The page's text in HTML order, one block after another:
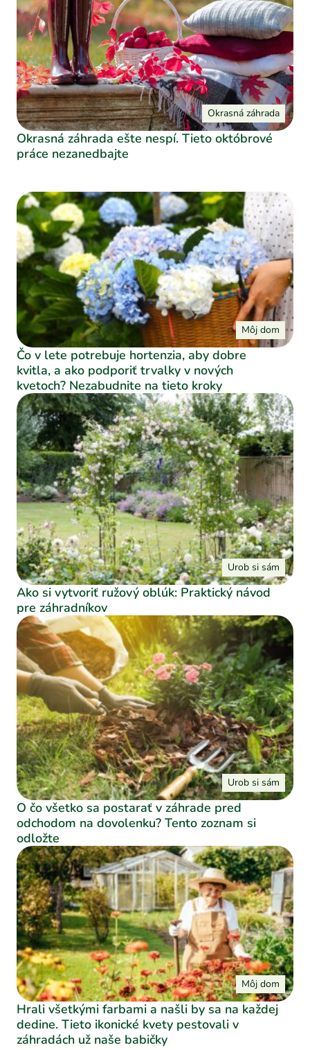
Okrasná záhrada
Okrasná záhrada ešte nespí. Tieto októbrové
práce nezanedbajte
Môj dom
Čo v lete potrebuje hortenzia, aby dobre
kvitla, a ako podporiť trvalky v nových
kvetoch? Nezabudnite na tieto kroky
Urob si sám
Ako si vytvoriť ružový oblúk: Praktický návod
pre záhradníkov
Urob si sám
O čo všetko sa postarať v záhrade pred
odchodom na dovolenku? Tento zoznam si
odložte
Môj dom
Hrali všetkými farbami a našli by sa na každej
dedine. Tieto ikonické kvety pestovali v
záhradách už naše babičky